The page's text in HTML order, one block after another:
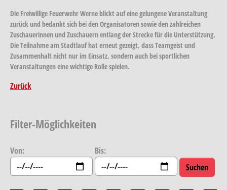
Die Freiwillige Feuerwehr Werne blickt auf eine gelungene Veranstaltung
zurück und bedankt sich bei den Organisatoren sowie den zahlreichen
Zuschauerinnen und Zuschauern entlang der Strecke für die Unterstützung.
Die Teilnahme am Stadtlauf hat erneut gezeigt, dass Teamgeist und
Zusammenhalt nicht nur im Einsatz, sondern auch bei sportlichen
Veranstaltungen eine wichtige Rolle spielen.
Zurück
Filter-Möglichkeiten
Von: Bis: